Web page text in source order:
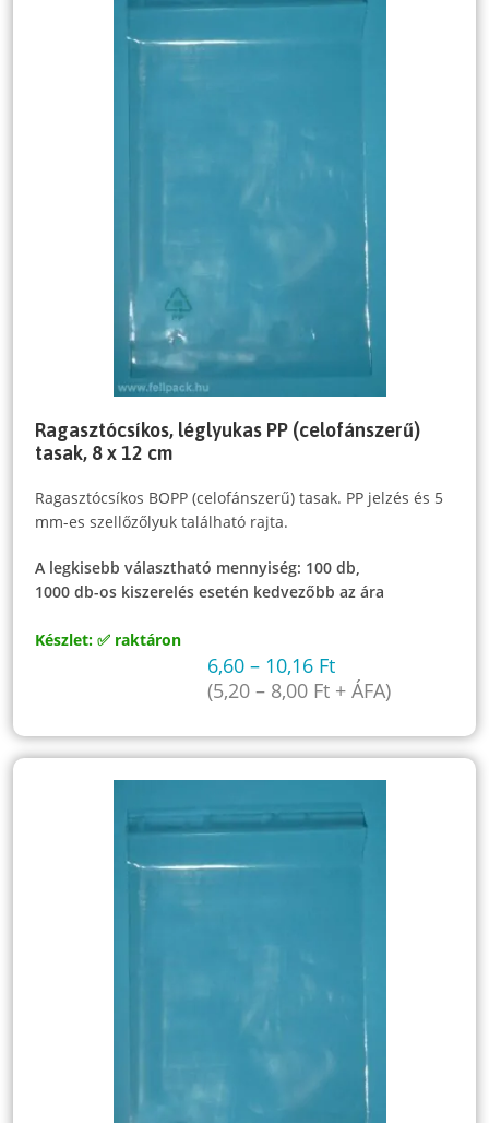
Ragasztócsíkos, léglyukas PP (celofánszerű)
tasak, 8 x 12 cm
Ragasztócsíkos BOPP (celofánszerű) tasak. PP jelzés és 5
mm-es szellőzőlyuk található rajta.
A legkisebb választható mennyiség: 100 db,
1000 db-os kiszerelés esetén kedvezőbb az ára
Készlet: ✅ raktáron
6,60 – 10,16 Ft
(5,20 – 8,00 Ft+ ÁFA)